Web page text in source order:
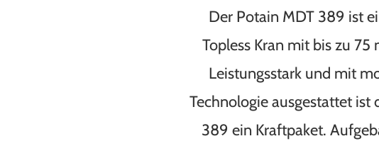
Der Potain MDT 389 ist
Topless Kran mit bis zu 75
Leistungsstark und mit
Technologie ausgestattet ist
389 ein Kraftpaket.